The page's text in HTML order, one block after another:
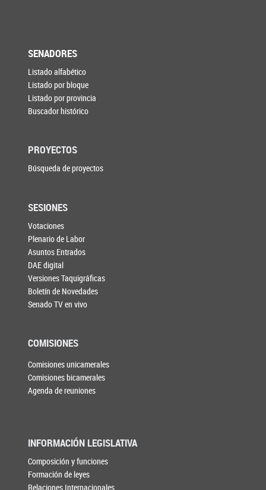
SENADORES
Listado alfabético
Listado por bloque
Listado por provincia
Buscador histórico
PROYECTOS
Búsqueda de proyectos
SESIONES
Votaciones
Plenario de Labor
Asuntos Entrados
DAE digital
Versiones Taquigráficas
Boletín de Novedades
Senado TV en vivo
COMISIONES
Comisiones unicamerales
Comisiones bicamerales
Agenda de reuniones
INFORMACIÓN LEGISLATIVA
Composición y funciones
Formación de leyes
Relaciones Internacionales